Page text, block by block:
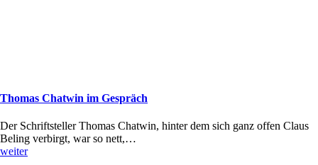
Thomas Chatwin im Gespräch
Der Schriftsteller Thomas Chatwin, hinter dem sich ganz offen Claus
Beling verbirgt, war so nett,…
weiter